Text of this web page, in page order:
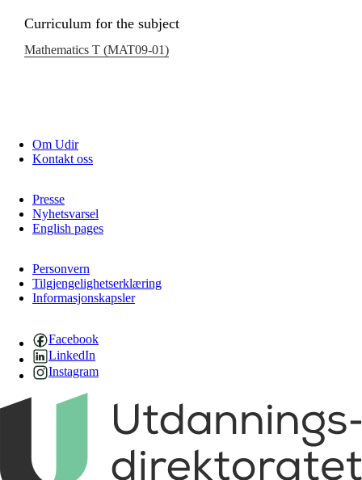
Curriculum for the subject
Mathematics T (MAT09‑01)
Om Udir
Kontakt oss
Presse
Nyhetsvarsel
English pages
Personvern
Tilgjengelighetserklæring
Informasjonskapsler
Facebook
LinkedIn
Instagram